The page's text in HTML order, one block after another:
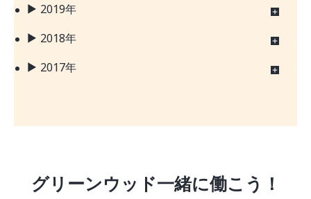
2019年
2018年
2017年
グリーンウッド一緒に働こう！